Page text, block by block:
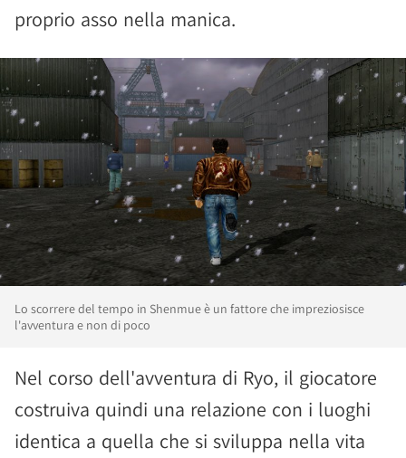
proprio asso nella manica.
Lo scorrere del tempo in Shenmue è un fattore che impreziosisce
l'avventura e non di poco
Nel corso dell'avventura di Ryo, il giocatore
costruiva quindi una relazione con i luoghi
identica a quella che si sviluppa nella vita